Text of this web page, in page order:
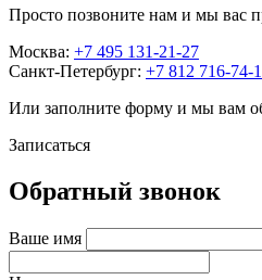
Просто позвоните нам и мы вас
Москва: +7 495 131-21-27
Санкт-Петербург: +7 812 716-74-
Или заполните форму и мы вам
Записаться
Обратный звонок
Ваше имя